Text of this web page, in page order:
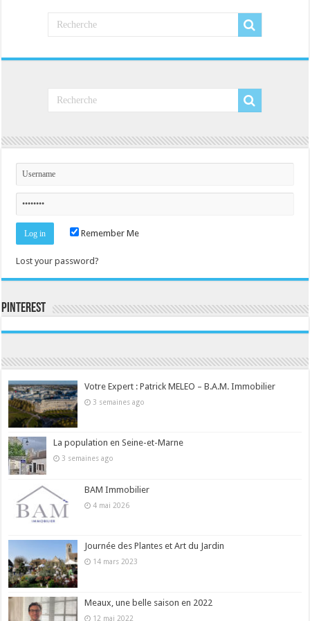
Remember Me
Lost your password?
Pinterest
Votre Expert : Patrick MELEO – B.A.M. Immobilier
3 semaines ago
La population en Seine-et-Marne
3 semaines ago
BAM Immobilier
4 mai 2026
Journée des Plantes et Art du Jardin
14 mars 2023
Meaux, une belle saison en 2022
12 mai 2022